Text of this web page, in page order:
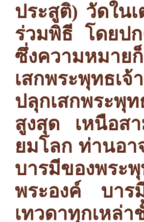
ประสูติ) วัดใน
ร่วมพิธี โดยป
ซึ่งความหมาย
เสกพระพุทธเ
ปลุกเสกพระพุ
สูงสุด เหนือส
ยมโลก ท่านอ
บารมีของพร
พระองค์ บาร
เทวดาทุกเหล่